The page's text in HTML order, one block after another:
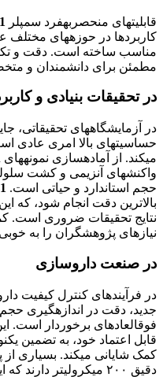
قابلیتهای منحصربهفرد سمپلر
کاربردها در حوزههای
مناسب ساخته است. دقت و
مطمئن برای دانشمندان و
در تحقیقات بنیادی و
در آزمایشگاههای تحقیقاتی،
حساسیتهای بالا امری عادی
حجم استاندارد و حیاتی است.
بالاترین دقت انجام شود، که
نتایج تحقیقات ضروری است.
نیازهای پژوهشگران را به
در صنعت داروسازی
در فرآیندهای کنترل کیفیت
جدید، دقت در اندازهگیری حجم
فوقالعادهای برخوردار است.
قابل اعتماد خود، به تضمین
کمک شایانی میکند. بسیاری از
دقیق ۲۰۰ میکرولیتر دارند که این ابزار به خوبی از عهده آن برمیآید.